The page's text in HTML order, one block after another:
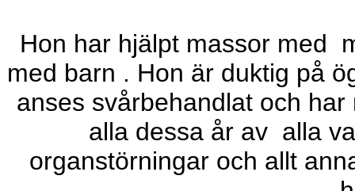
Hon har hjälpt massor med
med barn . Hon är duktig på
anses svårbehandlat och
alla dessa år av alla
organstörningar och allt